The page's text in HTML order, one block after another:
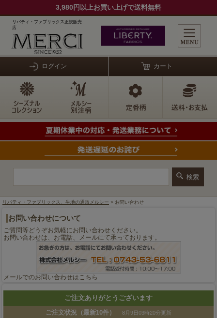
3,980円以上お買い上げで送料無料
リバティ・ファブリックス正規販売
店
ログイン カート
リバティ・ファブリックス、生地の通販メルシー > お問い合わせ
お問い合わせについて
ご質問等どうぞお気軽にお問い合わせください。
お問い合わせは、お電話、メールにて承っております。
メールでのお問い合わせはこちら
ご注文ありがとうございます